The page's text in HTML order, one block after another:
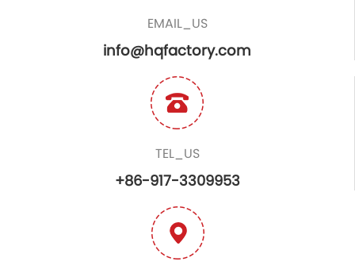
EMAIL_US
info@hqfactory.com
TEL_US
+86-917-3309953